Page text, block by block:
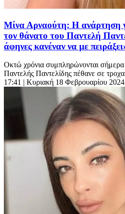
Μίνα Αρναούτη: Η ανάρτηση
τον θάνατο του Παντελή
άφηνες κανέναν να με
Οκτώ χρόνια συμπληρώνονται
Παντελής Παντελίδης πέθανε σε
17:41 | Κυριακή 18 Φεβρουαρίου 2024